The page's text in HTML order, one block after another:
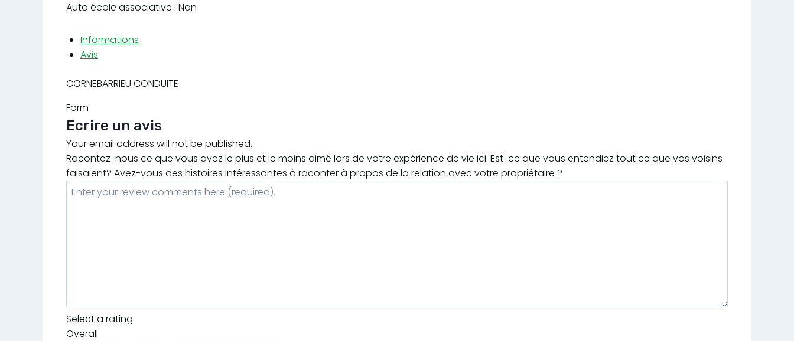
Auto école associative : Non
Informations
Avis
CORNEBARRIEU CONDUITE
Form
Ecrire un avis
Your email address will not be published.
Racontez-nous ce que vous avez le plus et le moins aimé lors de votre expérience de vie ici. Est-ce que vous entendiez tout ce que vos voisins
faisaient? Avez-vous des histoires intéressantes à raconter à propos de la relation avec votre propriétaire ?
Select a rating
Overall